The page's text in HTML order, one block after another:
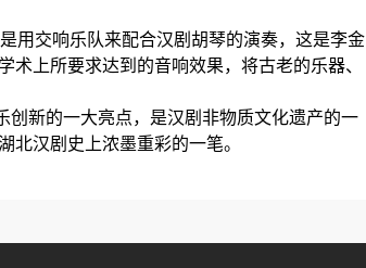
交响乐队来配合汉剧胡琴的演奏，这是李金
上所要求达到的音响效果，将古老的乐器、
新的一大亮点，是汉剧非物质文化遗产的一
汉剧史上浓墨重彩的一笔。